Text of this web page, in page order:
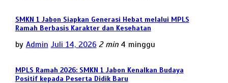
SMKN 1 Jabon Siapkan Generasi Hebat melalui MPLS
Ramah Berbasis Karakter dan Kesehatan
by Admin Juli 14, 2026 2 min 4 minggu
MPLS Ramah 2026: SMKN 1 Jabon Kenalkan Budaya
Positif kepada Peserta Didik Baru